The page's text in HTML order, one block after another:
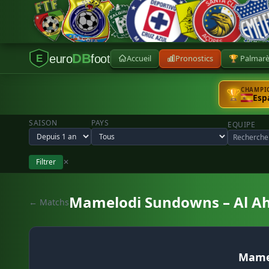
E euroDBfoot Accueil Pronostics 🏆
🏆
SAISON PAYS EQUIPE
Filtrer ✕
← MatchsMamelodi Sundowns – Al